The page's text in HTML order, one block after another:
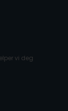
vi deg